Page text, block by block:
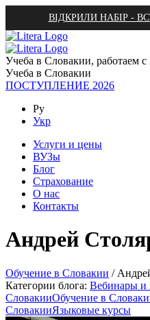
ВІДКРИЛИ НАБІР -
Учеба в Словакии, работаем с
Учеба в Словакии
ПОСТУПЛЕНИЕ 2026
Ру
Укр
Услуги и цены
ВУЗы
Блог
Страхование
О нас
Контакты
Андрей
Обучение в Словакии /
Категории блога: Вебинары и
СловакииОбучение в
СловакииЯзыковые курсы